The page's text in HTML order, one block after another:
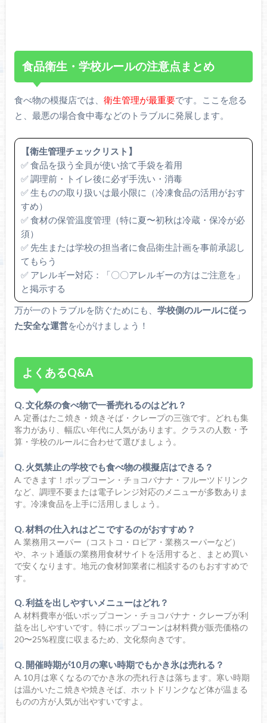
食品衛生・学校ルールの注意点まとめ
食べ物の模擬店では、 衛生管理が最重要です。ここを怠る
と、最悪の場合食中毒などのトラブルに発展します。
【衛生管理チェックリスト】
✅ 食品を扱う全員が使い捨て手袋を着用
✅ 調理前・トイレ後に必ず手洗い・消毒
✅ 生ものの取り扱いは最小限に（冷凍食品の活用がおす
すめ）
✅ 食材の保管温度管理（特に夏〜初秋は冷蔵・保冷が必
須）
✅ 先生または学校の担当者に食品衛生計画を事前承認し
てもらう
✅ アレルギー対応：「〇〇アレルギーの方はご注意を」
と掲示する
万が一のトラブルを防ぐためにも、 学校側のルールに従っ
た安全な運営を心がけましょう！
よくあるQ&A
Q. 文化祭の食べ物で一番売れるのはどれ？
A. 定番はたこ焼き・焼きそば・クレープの三強です。どれも集
客力があり、幅広い年代に人気があります。クラスの人数・予
算・学校のルールに合わせて選びましょう。
Q. 火気禁止の学校でも食べ物の模擬店はできる？
A. できます！ポップコーン・チョコバナナ・フルーツドリンク
など、調理不要または電子レンジ対応のメニューが多数ありま
す。冷凍食品を上手に活用しましょう。
Q. 材料の仕入れはどこでするのがおすすめ？
A. 業務用スーパー（コストコ・ロピア・業務スーパーなど）
や、ネット通販の業務用食材サイトを活用すると、まとめ買い
で安くなります。地元の食材卸業者に相談するのもおすすめで
す。
Q. 利益を出しやすいメニューはどれ？
A. 材料費率が低いポップコーン・チョコバナナ・クレープが利
益を出しやすいです。特にポップコーンは材料費が販売価格の
20〜25%程度に収まるため、文化祭向きです。
Q. 開催時期が10月の寒い時期でもかき氷は売れる？
A. 10月は寒くなるのでかき氷の売れ行きは落ちます。寒い時期
は温かいたこ焼きや焼きそば、ホットドリンクなど体が温まる
ものの方が人気が出やすいですよ。